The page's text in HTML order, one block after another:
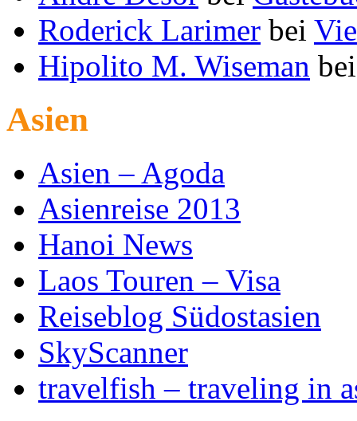
Roderick Larimer bei
Hipolito M. Wiseman
Asien
Asien – Agoda
Asienreise 2013
Hanoi News
Laos Touren – Visa
Reiseblog Südostasien
SkyScanner
travelfish – traveling in